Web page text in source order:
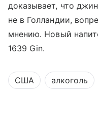
доказывает, что
не в Голландии,
мнению. Новый
1639 Gin.
США алкоголь